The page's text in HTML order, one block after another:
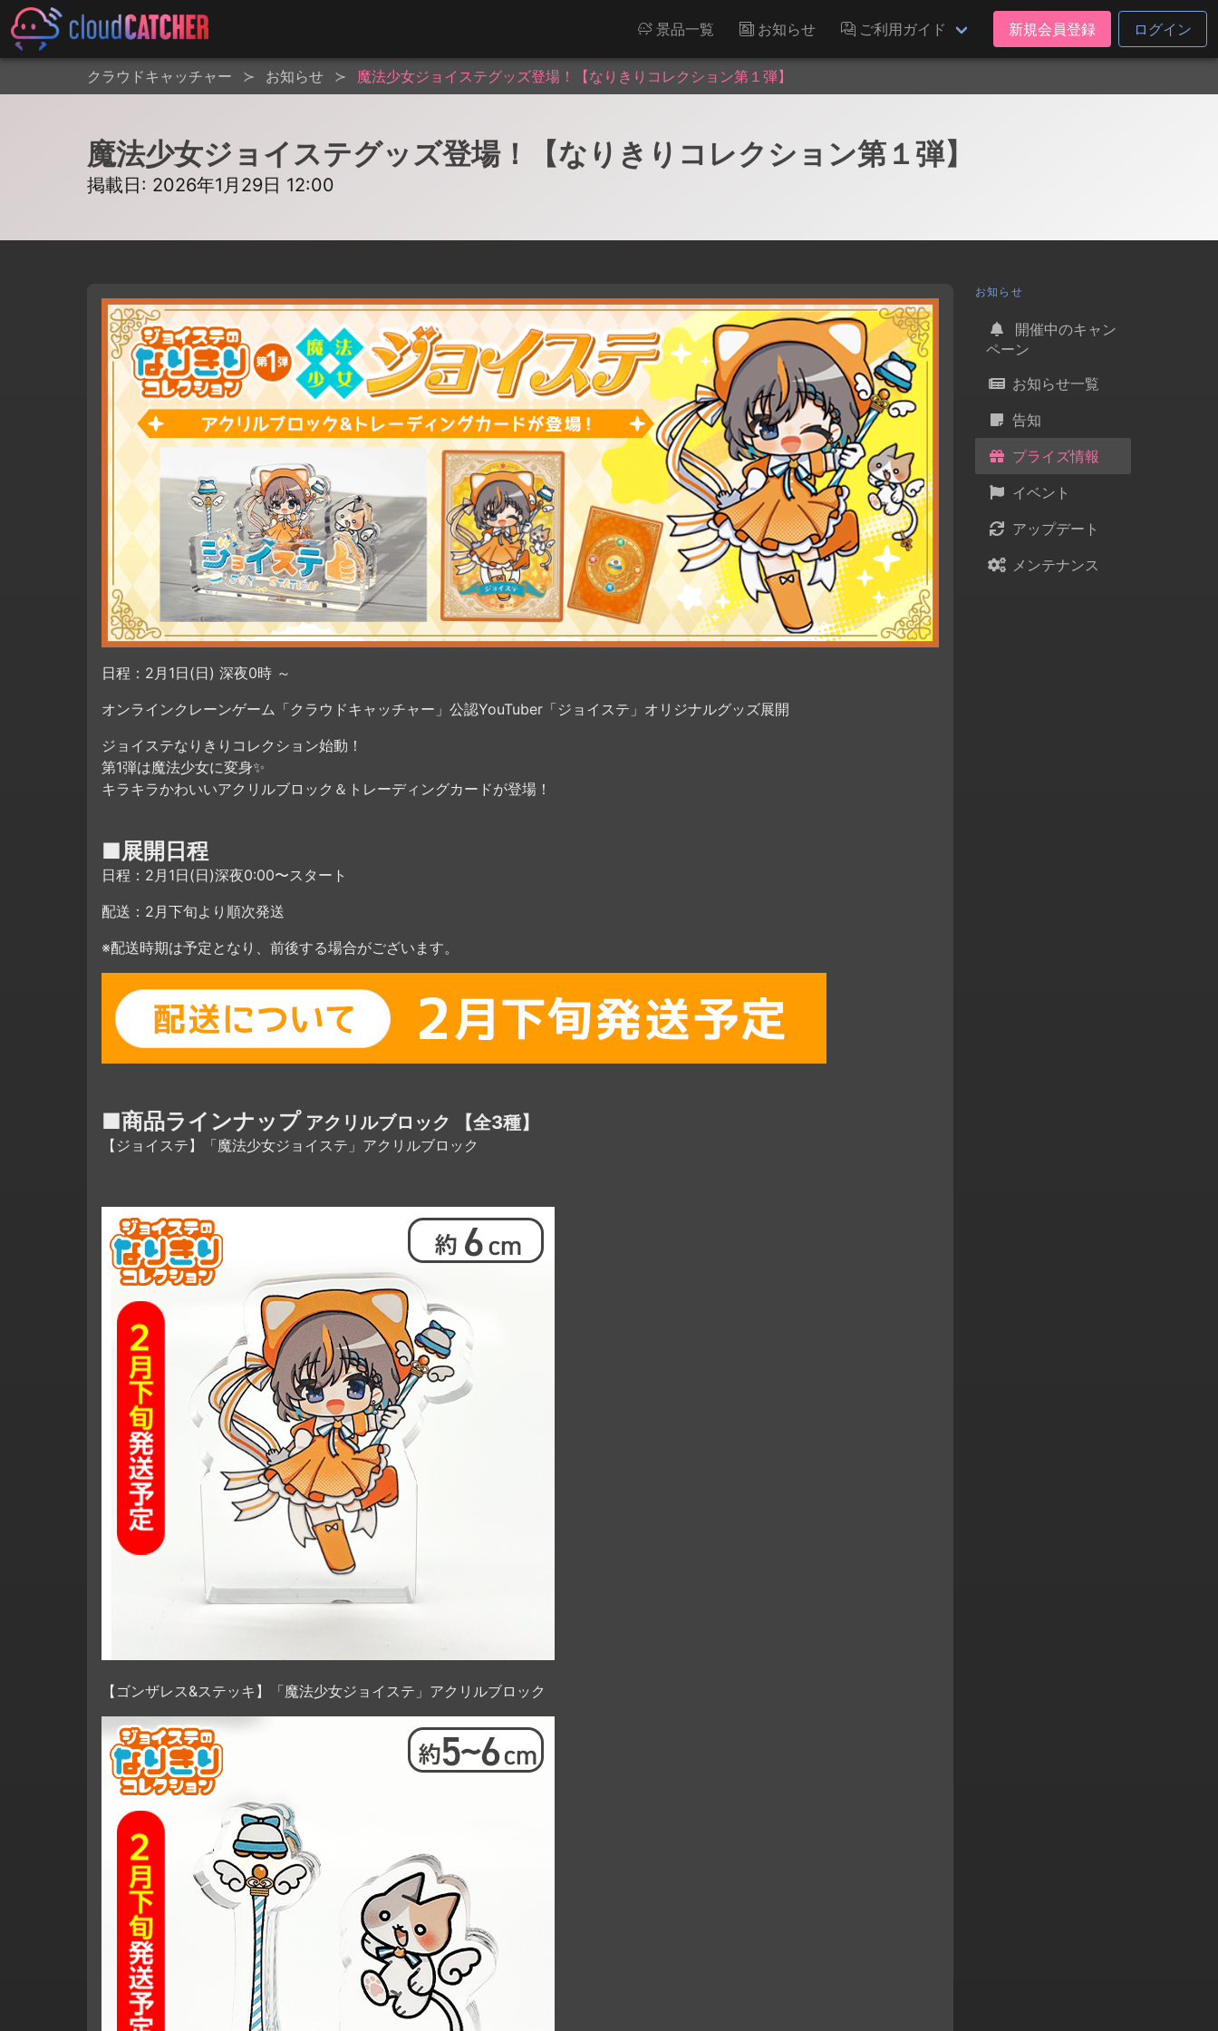
景品一覧 お知らせ ご利用ガイド 新規会員登録 ログイン
クラウドキャッチャー お知らせ 魔法少女ジョイステグッズ登場！【なりきりコレクション第１弾】
魔法少女ジョイステグッズ登場！【なりきりコレクション第１弾】
掲載日: 2026年1月29日 12:00
日程：2月1日(日) 深夜0時 ～
オンラインクレーンゲーム「クラウドキャッチャー」公認YouTuber「ジョイステ」オリジナルグッズ展開
ジョイステなりきりコレクション始動！
第1弾は魔法少女に変身✨
キラキラかわいいアクリルブロック＆トレーディングカードが登場！
■展開日程
日程：2月1日(日)深夜0:00〜スタート
配送：2月下旬より順次発送
※配送時期は予定となり、前後する場合がございます。
■商品ラインナップ アクリルブロック 【全3種】
【ジョイステ】「魔法少女ジョイステ」アクリルブロック
【ゴンザレス&ステッキ】「魔法少女ジョイステ」アクリルブロック
お知らせ
開催中のキャン
ペーン
お知らせ一覧
告知
プライズ情報
イベント
アップデート
メンテナンス